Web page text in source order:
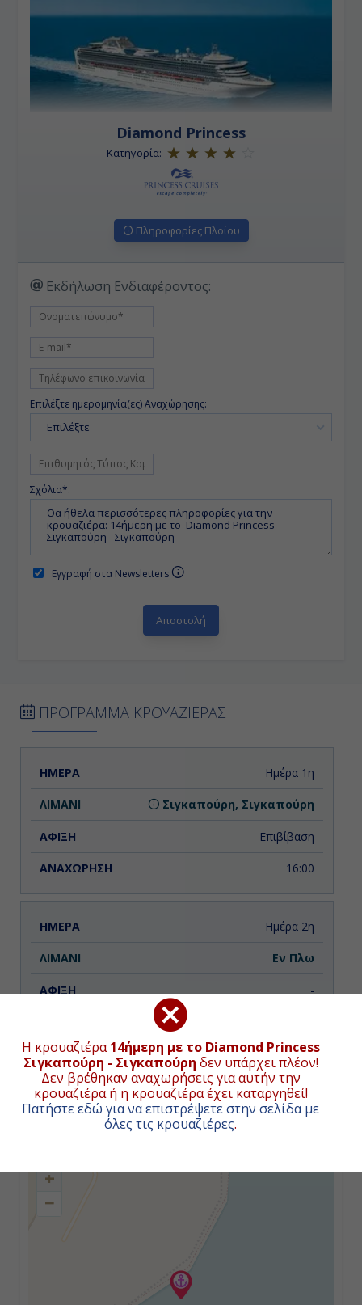
Η κρουαζιέρα14ήμερη με το Diamond Princess
Σιγκαπούρη - Σιγκαπούρη δεν υπάρχει πλέον!
Δεν βρέθηκαν αναχωρήσεις για αυτήν την
κρουαζιέρα ή η κρουαζιέρα έχει καταργηθεί!
Πατήστε εδώ για να επιστρέψετε στην σελίδα με
όλες τις κρουαζιέρες.
Diamond Princess
Κατηγορία:
Πληροφορίες Πλοίου
Εκδήλωση Ενδιαφέροντος:
Επιλέξτε ημερομηνία(ες) Αναχώρησης:
Επιλέξτε
Σχόλια*:
Εγγραφή στα Newsletters
ΠΡΟΓΡΑΜΜΑ ΚΡΟΥΑΖΙΕΡΑΣ
ΗΜΕΡΑ ΑΝΑΧΩΡΗΣΗ
Ημέρα 1η
Σιγκαπούρη, Σιγκαπούρη
Επιβίβαση
16:00
Ημέρα 2η
Εν Πλω
-
Ημέρα 3η
Εν Πλω
-
ΧΑΡΤΗΣ ΚΡΟΥΑΖΙΕΡΑΣ
+
−